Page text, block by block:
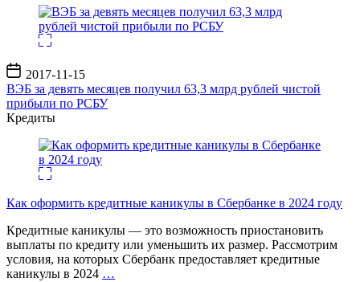
Дата
записи
2017-11-15
ВЭБ за девять месяцев получил 63,3 млрд рублей чистой
прибыли по РСБУ
Кредиты
Как оформить кредитные каникулы в Сбербанке в 2024 году
Кредитные каникулы — это возможность приостановить
выплаты по кредиту или уменьшить их размер. Рассмотрим
условия, на которых Сбербанк предоставляет кредитные
каникулы в 2024 …